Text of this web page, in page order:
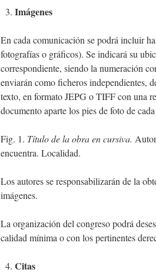
Imágenes
En cada comunicación se podrá incluir
fotografías o gráficos). Se indicará su
correspondiente, siendo la numeración
enviarán como ficheros independientes,
texto, en formato JEPG o TIFF con una
documento aparte los pies de foto de
Fig. 1. Título de la obra en cursiva.
encuentra. Localidad.
Los autores se responsabilizarán de la
imágenes.
La organización del congreso podrá
calidad mínima o con los pertinentes
Citas